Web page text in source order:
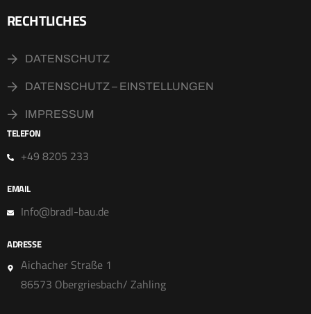
RECHTLICHES
DATENSCHUTZ
DATENSCHUTZ – EINSTELLUNGEN
IMPRESSUM
TELEFON
+49 8205 233
EMAIL
Info@bradl-bau.de
ADRESSE
Aichacher Straße 1
86573 Obergriesbach/ Zahling